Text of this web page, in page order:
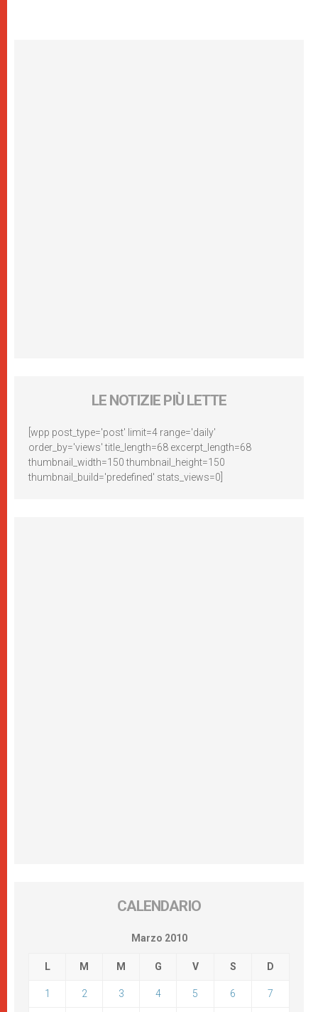
LE NOTIZIE PIÙ LETTE
[wpp post_type='post' limit=4 range='daily'
order_by='views' title_length=68 excerpt_length=68
thumbnail_width=150 thumbnail_height=150
thumbnail_build='predefined' stats_views=0]
CALENDARIO
Marzo 2010
L M M G V S D
1 2 3 4 5 6 7